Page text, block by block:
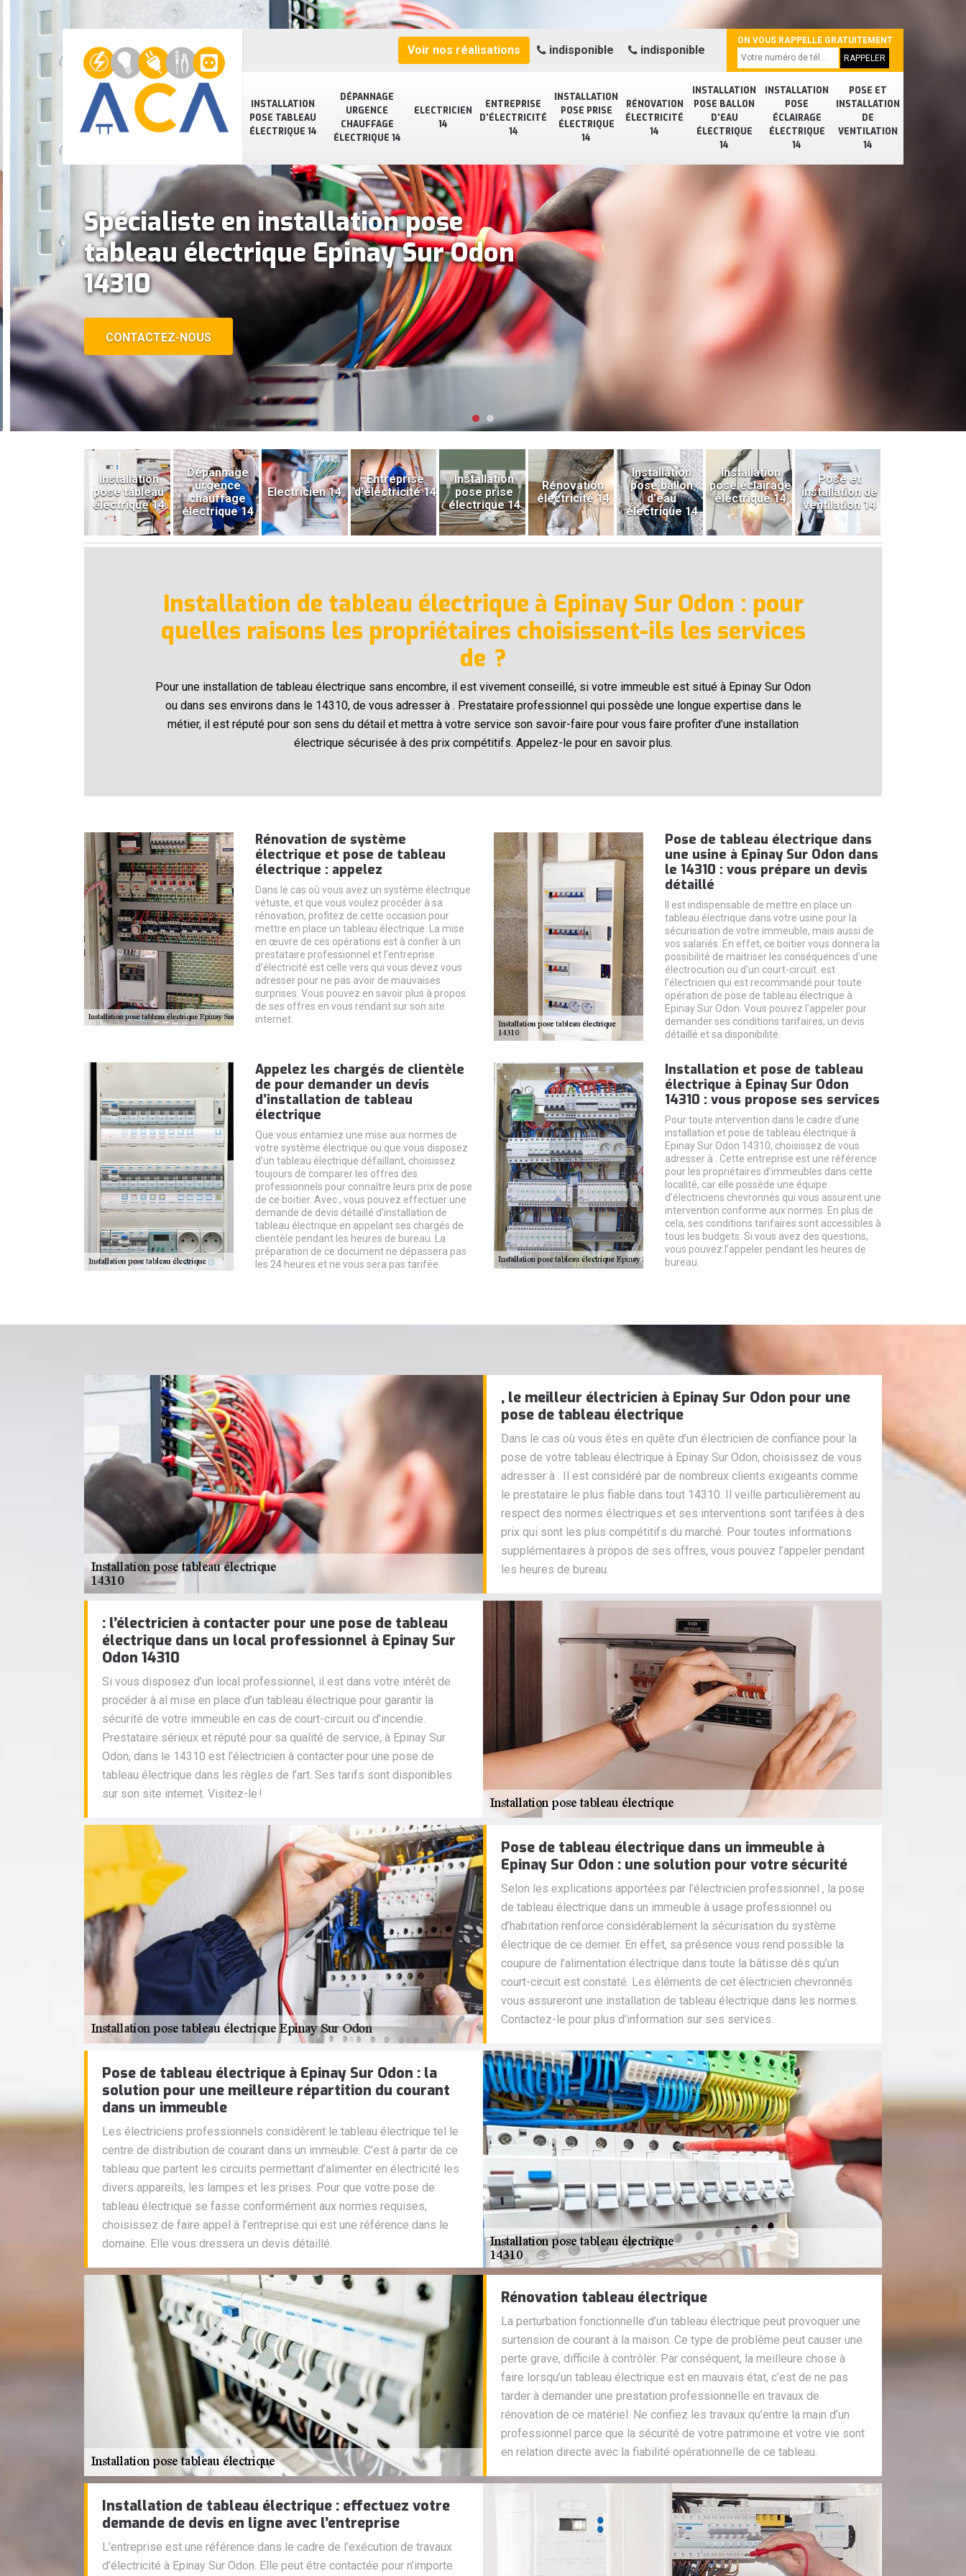
INSTALLATION
POSE TABLEAU
ÉLECTRIQUE 14
DÉPANNAGE
URGENCE
CHAUFFAGE
ÉLECTRIQUE 14
ELECTRICIEN
14
ENTREPRISE
D'ÉLECTRICITÉ
14
INSTALLATION
POSE PRISE
ÉLECTRIQUE
14
RÉNOVATION
ÉLECTRICITÉ
14
INSTALLATION
POSE BALLON
D'EAU
ÉLECTRIQUE
14
INSTALLATION
POSE
ÉCLAIRAGE
ÉLECTRIQUE
14
POSE ET
INSTALLATION
DE
VENTILATION
14
Voir nos réalisations indisponible indisponible
ON VOUS RAPPELLE GRATUITEMENT
Spécialiste en installation pose
tableau électrique Epinay Sur Odon
14310
CONTACTEZ-NOUS
Installation
pose tableau
électrique 14
Dépannage
urgence
chauffage
électrique 14
Electricien 14
Entreprise
d'électricité 14
Installation
pose prise
électrique 14
Rénovation
électricité 14
Installation
pose ballon
d'eau
électrique 14
Installation
pose éclairage
électrique 14
Pose et
installation de
ventilation 14
Installation de tableau électrique à Epinay Sur Odon : pour
quelles raisons les propriétaires choisissent-ils les services
de ?
Pour une installation de tableau électrique sans encombre, il est vivement conseillé, si votre immeuble est situé à Epinay Sur Odon
ou dans ses environs dans le 14310, de vous adresser à . Prestataire professionnel qui possède une longue expertise dans le
métier, il est réputé pour son sens du détail et mettra à votre service son savoir-faire pour vous faire profiter d’une installation
électrique sécurisée à des prix compétitifs. Appelez-le pour en savoir plus.
Rénovation de système
électrique et pose de tableau
électrique : appelez
Dans le cas où vous avez un système électrique
vétuste, et que vous voulez procéder à sa
rénovation, profitez de cette occasion pour
mettre en place un tableau électrique. La mise
en œuvre de ces opérations est à confier à un
prestataire professionnel et l’entreprise
d’électricité est celle vers qui vous devez vous
adresser pour ne pas avoir de mauvaises
surprises. Vous pouvez en savoir plus à propos
de ses offres en vous rendant sur son site
internet.
Pose de tableau électrique dans
une usine à Epinay Sur Odon dans
le 14310 : vous prépare un devis
détaillé
Il est indispensable de mettre en place un
tableau électrique dans votre usine pour la
sécurisation de votre immeuble, mais aussi de
vos salariés. En effet, ce boitier vous donnera la
possibilité de maitriser les conséquences d’une
électrocution ou d’un court-circuit. est
l’électricien qui est recommandé pour toute
opération de pose de tableau électrique à
Epinay Sur Odon. Vous pouvez l’appeler pour
demander ses conditions tarifaires, un devis
détaillé et sa disponibilité.
Appelez les chargés de clientèle
de pour demander un devis
d’installation de tableau
électrique
Que vous entamiez une mise aux normes de
votre système électrique ou que vous disposez
d’un tableau électrique défaillant, choisissez
toujours de comparer les offres des
professionnels pour connaître leurs prix de pose
de ce boitier. Avec , vous pouvez effectuer une
demande de devis détaillé d’installation de
tableau électrique en appelant ses chargés de
clientèle pendant les heures de bureau. La
préparation de ce document ne dépassera pas
les 24 heures et ne vous sera pas tarifée.
Installation et pose de tableau
électrique à Epinay Sur Odon
14310 : vous propose ses services
Pour toute intervention dans le cadre d’une
installation et pose de tableau électrique à
Epinay Sur Odon 14310, choisissez de vous
adresser à . Cette entreprise est une référence
pour les propriétaires d’immeubles dans cette
localité, car elle possède une équipe
d’électriciens chevronnés qui vous assurent une
intervention conforme aux normes. En plus de
cela, ses conditions tarifaires sont accessibles à
tous les budgets. Si vous avez des questions,
vous pouvez l’appeler pendant les heures de
bureau.
, le meilleur électricien à Epinay Sur Odon pour une
pose de tableau électrique
Dans le cas où vous êtes en quête d’un électricien de confiance pour la
pose de votre tableau électrique à Epinay Sur Odon, choisissez de vous
adresser à . Il est considéré par de nombreux clients exigeants comme
le prestataire le plus fiable dans tout 14310. Il veille particulièrement au
respect des normes électriques et ses interventions sont tarifées à des
prix qui sont les plus compétitifs du marché. Pour toutes informations
supplémentaires à propos de ses offres, vous pouvez l’appeler pendant
les heures de bureau.
: l’électricien à contacter pour une pose de tableau
électrique dans un local professionnel à Epinay Sur
Odon 14310
Si vous disposez d’un local professionnel, il est dans votre intérêt de
procéder à al mise en place d’un tableau électrique pour garantir la
sécurité de votre immeuble en cas de court-circuit ou d’incendie.
Prestataire sérieux et réputé pour sa qualité de service, à Epinay Sur
Odon, dans le 14310 est l’électricien à contacter pour une pose de
tableau électrique dans les règles de l’art. Ses tarifs sont disponibles
sur son site internet. Visitez-le !
Pose de tableau électrique dans un immeuble à
Epinay Sur Odon : une solution pour votre sécurité
Selon les explications apportées par l’électricien professionnel , la pose
de tableau électrique dans un immeuble à usage professionnel ou
d’habitation renforce considérablement la sécurisation du système
électrique de ce dernier. En effet, sa présence vous rend possible la
coupure de l’alimentation électrique dans toute la bâtisse dès qu’un
court-circuit est constaté. Les éléments de cet électricien chevronnés
vous assureront une installation de tableau électrique dans les normes.
Contactez-le pour plus d'information sur ses services.
Pose de tableau électrique à Epinay Sur Odon : la
solution pour une meilleure répartition du courant
dans un immeuble
Les électriciens professionnels considèrent le tableau électrique tel le
centre de distribution de courant dans un immeuble. C’est à partir de ce
tableau que partent les circuits permettant d’alimenter en électricité les
divers appareils, les lampes et les prises. Pour que votre pose de
tableau électrique se fasse conformément aux normes requises,
choisissez de faire appel à l’entreprise qui est une référence dans le
domaine. Elle vous dressera un devis détaillé.
Rénovation tableau électrique
La perturbation fonctionnelle d’un tableau électrique peut provoquer une
surtension de courant à la maison. Ce type de problème peut causer une
perte grave, difficile à contrôler. Par conséquent, la meilleure chose à
faire lorsqu’un tableau électrique est en mauvais état, c’est de ne pas
tarder à demander une prestation professionnelle en travaux de
rénovation de ce matériel. Ne confiez les travaux qu’entre la main d’un
professionnel parce que la sécurité de votre patrimoine et votre vie sont
en relation directe avec la fiabilité opérationnelle de ce tableau.
Installation de tableau électrique : effectuez votre
demande de devis en ligne avec l’entreprise
L’entreprise est une référence dans le cadre de l’exécution de travaux
d’électricité à Epinay Sur Odon. Elle peut être contactée pour n’importe